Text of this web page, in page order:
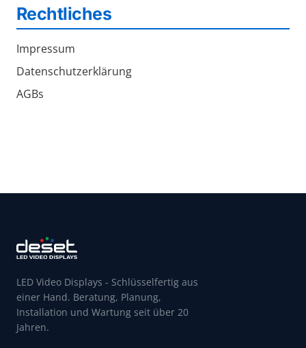
Rechtliches
Impressum
Datenschutzerklärung
AGBs
LED Video Displays - Schlüsselfertig aus
einer Hand. Beratung, Planung,
Installation und Wartung seit über 20
Jahren.